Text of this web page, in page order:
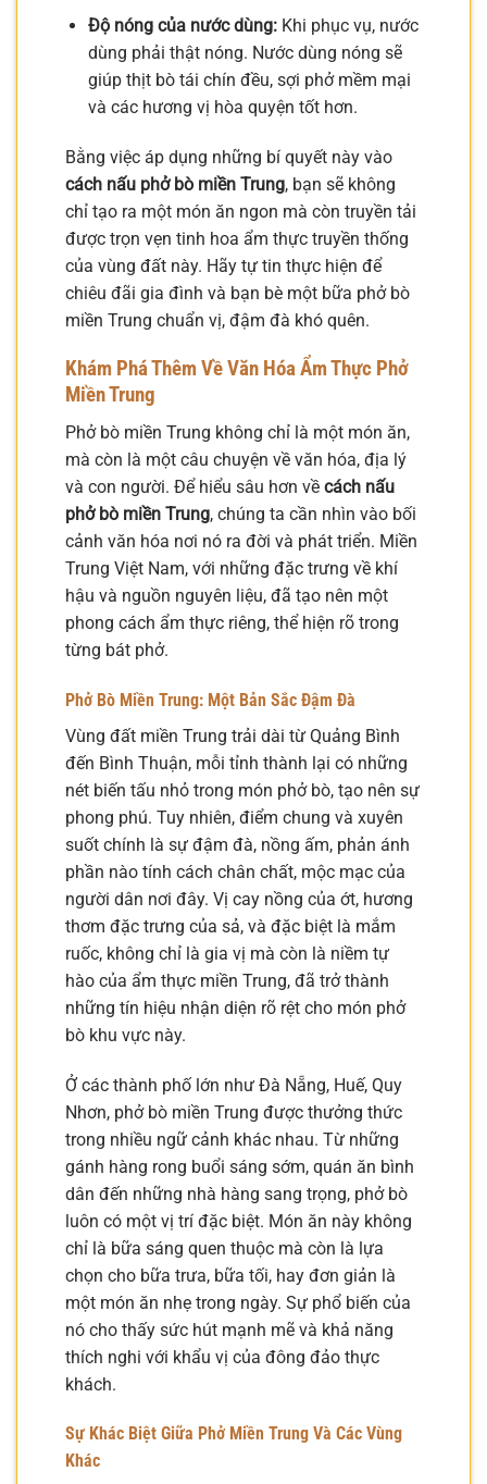
Độ nóng của nước dùng:Khi phục vụ, nước
dùng phải thật nóng. Nước dùng nóng sẽ
giúp thịt bò tái chín đều, sợi phở mềm mại
và các hương vị hòa quyện tốt hơn.
Bằng việc áp dụng những bí quyết này vào
cách nấu phở bò miền Trung, bạn sẽ không
chỉ tạo ra một món ăn ngon mà còn truyền tải
được trọn vẹn tinh hoa ẩm thực truyền thống
của vùng đất này. Hãy tự tin thực hiện để
chiêu đãi gia đình và bạn bè một bữa phở bò
miền Trung chuẩn vị, đậm đà khó quên.
Khám Phá Thêm Về Văn Hóa Ẩm Thực Phở
Miền Trung
Phở bò miền Trung không chỉ là một món ăn,
mà còn là một câu chuyện về văn hóa, địa lý
và con người. Để hiểu sâu hơn về cách nấu
phở bò miền Trung, chúng ta cần nhìn vào bối
cảnh văn hóa nơi nó ra đời và phát triển. Miền
Trung Việt Nam, với những đặc trưng về khí
hậu và nguồn nguyên liệu, đã tạo nên một
phong cách ẩm thực riêng, thể hiện rõ trong
từng bát phở.
Phở Bò Miền Trung: Một Bản Sắc Đậm Đà
Vùng đất miền Trung trải dài từ Quảng Bình
đến Bình Thuận, mỗi tỉnh thành lại có những
nét biến tấu nhỏ trong món phở bò, tạo nên sự
phong phú. Tuy nhiên, điểm chung và xuyên
suốt chính là sự đậm đà, nồng ấm, phản ánh
phần nào tính cách chân chất, mộc mạc của
người dân nơi đây. Vị cay nồng của ớt, hương
thơm đặc trưng của sả, và đặc biệt là mắm
ruốc, không chỉ là gia vị mà còn là niềm tự
hào của ẩm thực miền Trung, đã trở thành
những tín hiệu nhận diện rõ rệt cho món phở
bò khu vực này.
Ở các thành phố lớn như Đà Nẵng, Huế, Quy
Nhơn, phở bò miền Trung được thưởng thức
trong nhiều ngữ cảnh khác nhau. Từ những
gánh hàng rong buổi sáng sớm, quán ăn bình
dân đến những nhà hàng sang trọng, phở bò
luôn có một vị trí đặc biệt. Món ăn này không
chỉ là bữa sáng quen thuộc mà còn là lựa
chọn cho bữa trưa, bữa tối, hay đơn giản là
một món ăn nhẹ trong ngày. Sự phổ biến của
nó cho thấy sức hút mạnh mẽ và khả năng
thích nghi với khẩu vị của đông đảo thực
khách.
Sự Khác Biệt Giữa Phở Miền Trung Và Các Vùng
Khác